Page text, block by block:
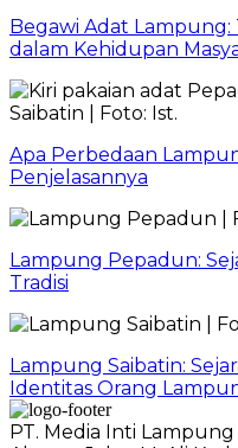
Begawi Adat Lampung:
dalam Kehidupan
Apa Perbedaan
Penjelasannya
Lampung Pepadun:
Tradisi
Lampung Saibatin:
Identitas Orang
PT. Media Inti Lampung